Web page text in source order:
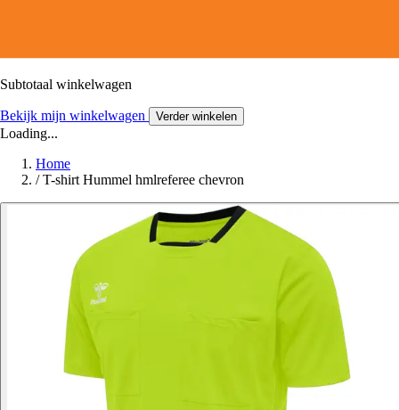
Subtotaal winkelwagen
Bekijk mijn winkelwagen Verder winkelen
Loading...
Home
/ T-shirt Hummel hmlreferee chevron